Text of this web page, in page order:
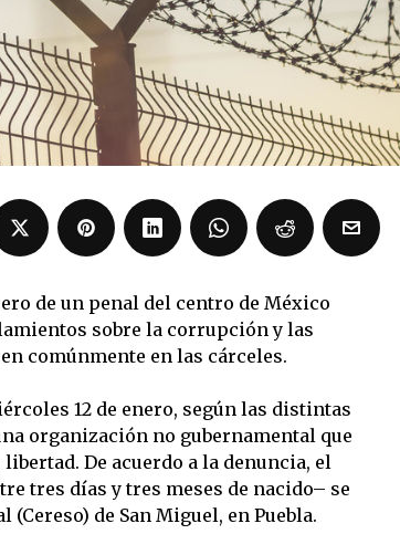
de un penal del centro de México
sobre la corrupción y las
comúnmente en las cárceles.
12 de enero, según las distintas
organización no gubernamental que
De acuerdo a la denuncia, el
tres días y tres meses de nacido– se
de San Miguel, en Puebla.